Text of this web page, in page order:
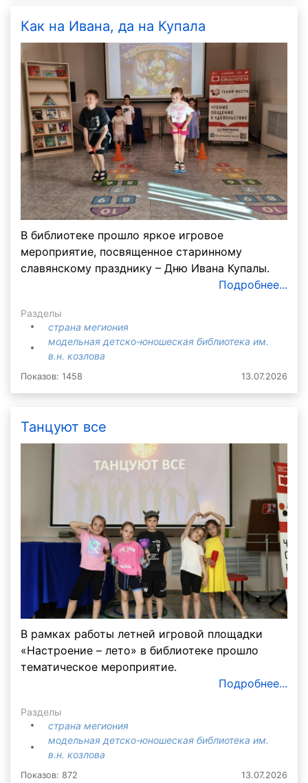
Как на Ивана, да на Купала
В библиотеке прошло яркое игровое
мероприятие, посвященное старинному
славянскому празднику – Дню Ивана Купалы.
Подробнее...
Разделы
страна мегиония
модельная детско-юношеская библиотека им.
в.н. козлова
Показов: 1458 13.07.2026
Танцуют все
В рамках работы летней игровой площадки
«Настроение – лето» в библиотеке прошло
тематическое мероприятие.
Подробнее...
Разделы
страна мегиония
модельная детско-юношеская библиотека им.
в.н. козлова
Показов: 872 13.07.2026